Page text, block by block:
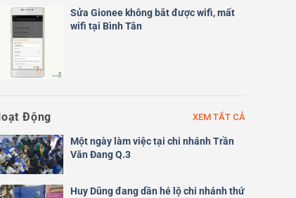
Sửa Gionee không bắt được wifi, mất
wifi tại Bình Tân
Động XEM TẤT CẢ
Một ngày làm việc tại chi nhánh Trần
Văn Đang Q.3
Huy Dũng đang dần hé lộ chi nhánh thứ